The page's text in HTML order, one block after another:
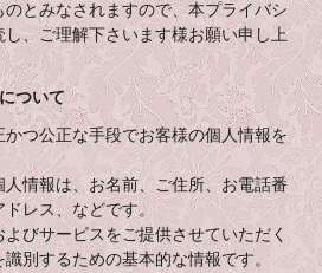
とみなされますので、本プライバシ
、ご理解下さいます様お願い申し上
ついて
つ公正な手段でお客様の個人情報を
情報は、お名前、ご住所、お電話番
ドレス、などです。
びサービスをご提供させていただく
別するための基本的な情報です。